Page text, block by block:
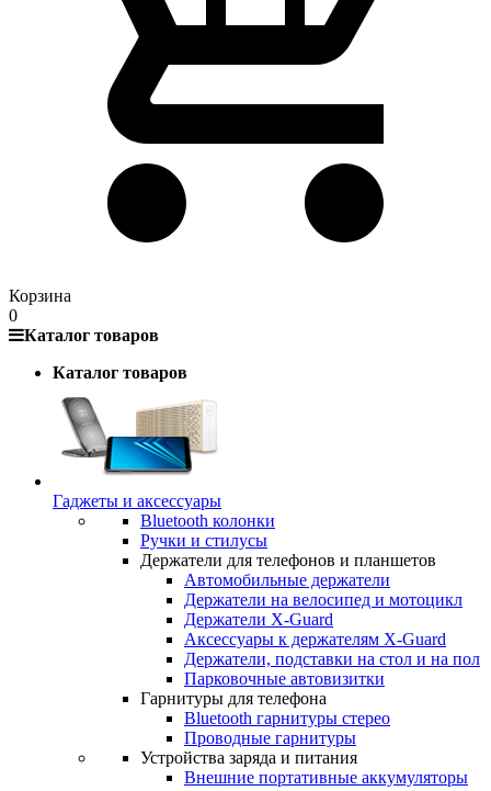
Корзина
0
Каталог товаров
Каталог товаров
Гаджеты и аксессуары
Bluetooth колонки
Ручки и стилусы
Держатели для телефонов и планшетов
Автомобильные держатели
Держатели на велосипед и мотоцикл
Держатели X-Guard
Аксессуары к держателям X-Guard
Держатели, подставки на стол и на пол
Парковочные автовизитки
Гарнитуры для телефона
Bluetooth гарнитуры стерео
Проводные гарнитуры
Устройства заряда и питания
Внешние портативные аккумуляторы